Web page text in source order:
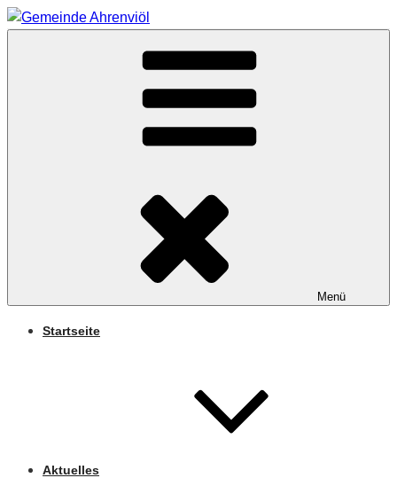
Zum
GEMEINDE
AHRENVIÖL
Menü
Startseite
Aktuelles